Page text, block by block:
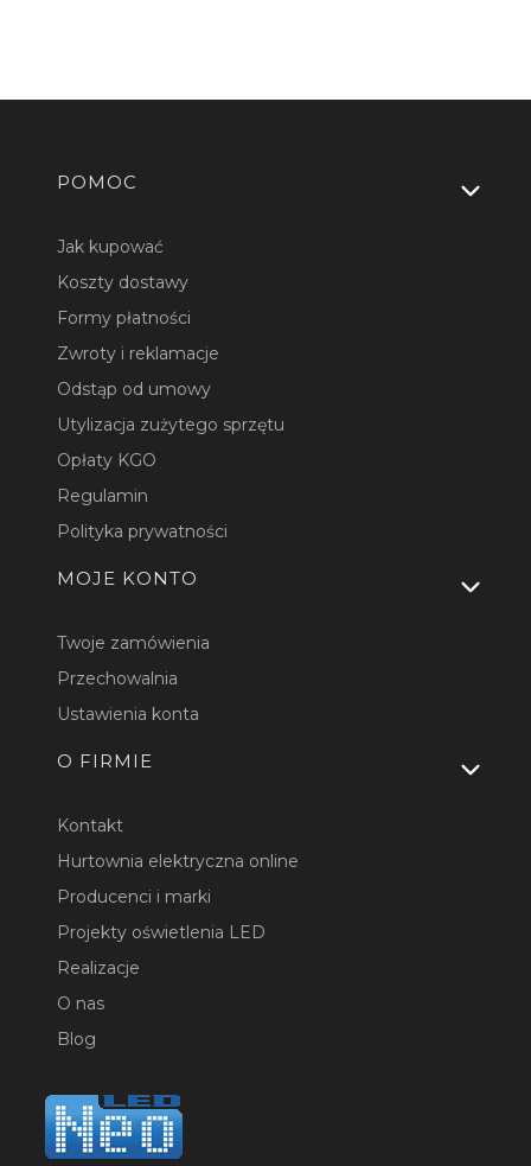
Linki w stopce
POMOC
Jak kupować
Koszty dostawy
Formy płatności
Zwroty i reklamacje
Odstąp od umowy
Utylizacja zużytego sprzętu
Opłaty KGO
Regulamin
Polityka prywatności
MOJE KONTO
Twoje zamówienia
Przechowalnia
Ustawienia konta
O FIRMIE
Kontakt
Hurtownia elektryczna online
Producenci i marki
Projekty oświetlenia LED
Realizacje
O nas
Blog